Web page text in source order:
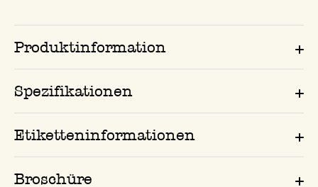
Produktinformation
Spezifikationen
Etiketteninformationen
Broschüre